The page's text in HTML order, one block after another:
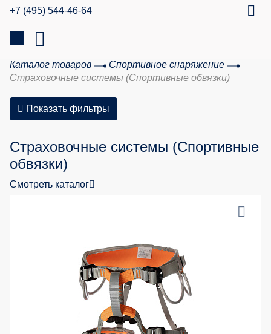
+7 (495) 544-46-64
Каталог товаров
Спортивное снаряжение
Страховочные системы (Спортивные обвязки)
Показать фильтры
Страховочные системы (Спортивные
обвязки)
Смотреть каталог